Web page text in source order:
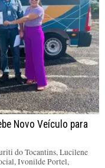
Novo Veículo para
do Tocantins, Lucilene
Ivonilde Portel,